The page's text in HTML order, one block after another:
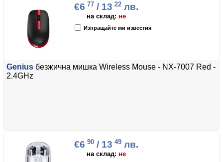
€6 77 / 13 22лв.
на склад: не
Изпращайте ми известия
Genius безжична мишка Wireless Mouse - NX-7007 Red -
2.4GHz
€6 90/ 13 49лв.
на склад: не